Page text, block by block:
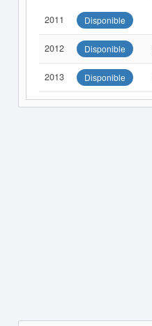
2011 Disponible
2012 Disponible
2013 Disponible